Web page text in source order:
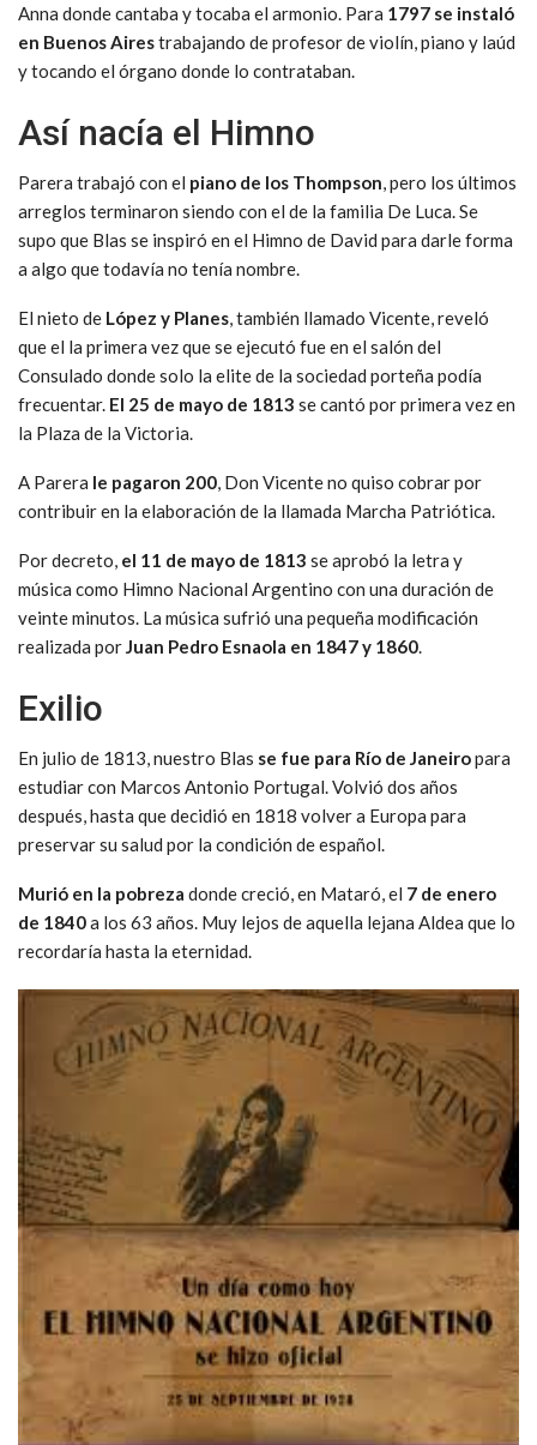
Anna donde cantaba y tocaba el armonio. Para 1797 se instaló
en Buenos Airestrabajando de profesor de violín, piano y laúd
y tocando el órgano donde lo contrataban.
Así nacía el Himno
Parera trabajó con el piano de los Thompson , pero los últimos
arreglos terminaron siendo con el de la familia De Luca. Se
supo que Blas se inspiró en el Himno de David para darle forma
a algo que todavía no tenía nombre.
El nieto de López y Planes , también llamado Vicente, reveló
que el la primera vez que se ejecutó fue en el salón del
Consulado donde solo la elite de la sociedad porteña podía
frecuentar. El 25 de mayo de 1813 se cantó por primera vez en
la Plaza de la Victoria.
A Parera le pagaron 200 , Don Vicente no quiso cobrar por
contribuir en la elaboración de la llamada Marcha Patriótica.
Por decreto, el 11 de mayo de 1813 se aprobó la letra y
música como Himno Nacional Argentino con una duración de
veinte minutos. La música sufrió una pequeña modificación
realizada por Juan Pedro Esnaola en 1847 y 1860
Exilio
En julio de 1813, nuestro Blas se fue para Río de Janeiropara
estudiar con Marcos Antonio Portugal. Volvió dos años
después, hasta que decidió en 1818 volver a Europa para
preservar su salud por la condición de español.
Murió en la pobreza donde creció, en Mataró, el 7 de enero
de 1840a los 63 años. Muy lejos de aquella lejana Aldea que lo
recordaría hasta la eternidad.